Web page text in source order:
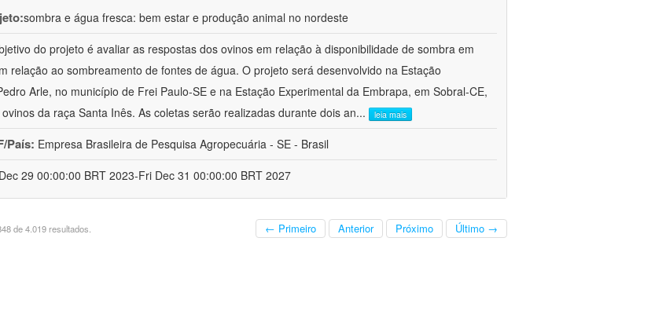
sombra e água fresca: bem estar e produção animal no nordeste
do projeto é avaliar as respostas dos ovinos em relação à disponibilidade de sombra em
relação ao sombreamento de fontes de água. O projeto será desenvolvido na Estação
Arle, no município de Frei Paulo-SE e na Estação Experimental da Embrapa, em Sobral-CE,
da raça Santa Inês. As coletas serão realizadas durante dois an... leia mais
País: Empresa Brasileira de Pesquisa Agropecuária - SE - Brasil
29 00:00:00 BRT 2023-Fri Dec 31 00:00:00 BRT 2027
de 4.019 resultados. ← Primeiro Anterior Próximo Último →